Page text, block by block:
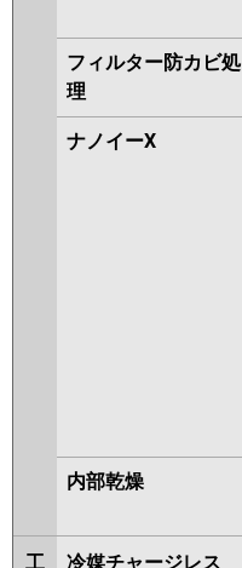
フィルター防カビ処
理
ナノイーX
内部乾燥
工
冷媒チャージレス